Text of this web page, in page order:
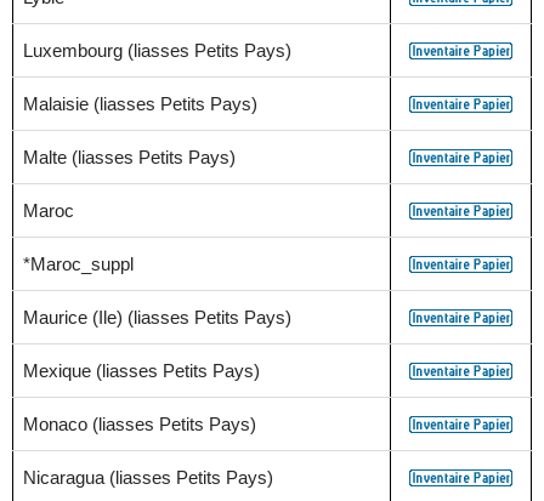
Luxembourg (liasses Petits Pays)
Malaisie (liasses Petits Pays)
Malte (liasses Petits Pays)
Maroc
*Maroc_suppl
Maurice (Ile) (liasses Petits Pays)
Mexique (liasses Petits Pays)
Monaco (liasses Petits Pays)
Nicaragua (liasses Petits Pays)